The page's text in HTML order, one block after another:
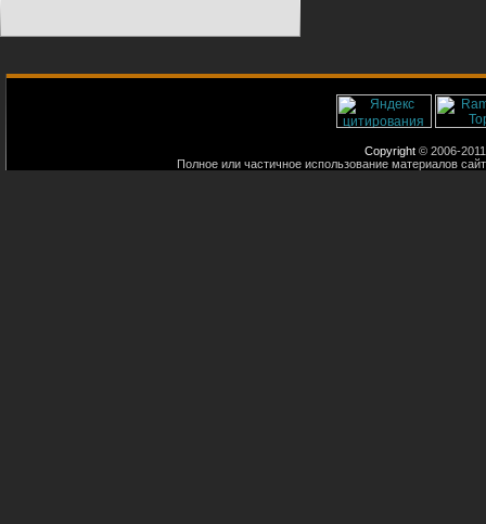
Copyright © 2006-
Полное или частичное использование материалов